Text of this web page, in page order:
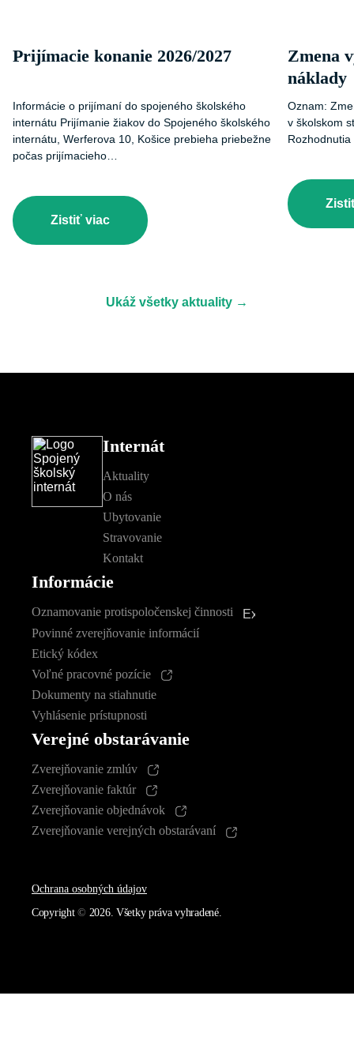
Prijímacie konanie 2026/2027
Informácie o prijímaní do spojeného školského
internátu Prijímanie žiakov do Spojeného školského
internátu, Werferova 10, Košice prebieha priebežne
počas prijímacieho…
Zistiť viac
Zmena
náklady
Oznam:
v školskom
Ukáž všetky aktuality →
Internát
Aktuality
O nás
Ubytovanie
Stravovanie
Kontakt
Informácie
Oznamovanie protispoločenskej činnosti
Povinné zverejňovanie informácií
Etický kódex
Voľné pracovné pozície
Dokumenty na stiahnutie
Vyhlásenie prístupnosti
Verejné obstarávanie
Zverejňovanie zmlúv
Zverejňovanie faktúr
Zverejňovanie objednávok
Zverejňovanie verejných obstarávaní
Ochrana osobných údajov
Copyright© 2026. Všetky práva vyhradené.